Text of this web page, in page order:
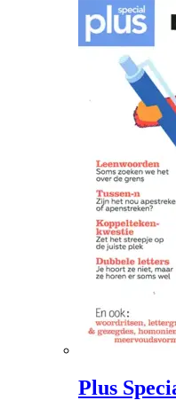
Plus